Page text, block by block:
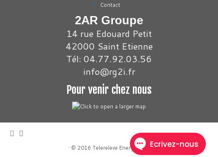
Contact
2AR Groupe
14 rue Edouard Petit
42000 Saint Etienne
Tél: 04.77.92.03.56
info@rg2i.fr
Pour venir chez nous
· © 2016 Telereleve Energies·